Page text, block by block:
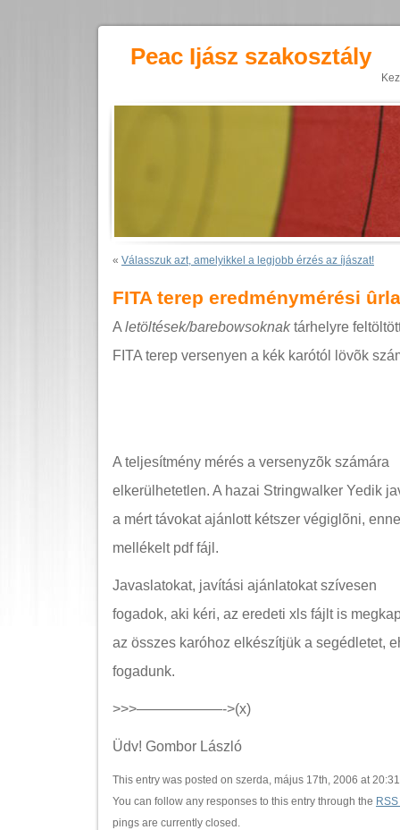
Peac Ijász szakosztály
« Válasszuk azt, amelyikkel a legjobb érzés az íjászat!
FITA terep eredménymérési
A letöltések/barebowsoknaktárhelyre
FITA terep versenyen a kék karótól lövõk
A teljesítmény mérés a versenyzõk számára
elkerülhetetlen. A hazai Stringwalker Yedik
a mért távokat ajánlott kétszer végiglõni,
mellékelt pdf fájl.
Javaslatokat, javítási ajánlatokat szívesen
fogadok, aki kéri, az eredeti xls fájlt is
az összes karóhoz elkészítjük a segédletet,
fogadunk.
>>>——————->(x)
Üdv! Gombor László
This entry was posted on szerda, május 17th, 2006 at
You can follow any responses to this entry through the
pings are currently closed.